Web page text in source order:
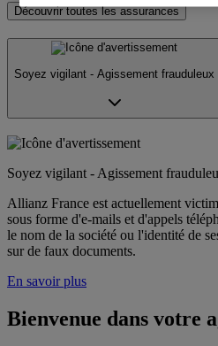
Découvrir toutes les assurances
Soyez vigilant - Agissement frauduleux
Soyez vigilant - Agissement
Allianz France est actuellement
sous forme d'e-mails et d'appels
le nom de la société ou l'identité de
sur de faux documents.
En savoir plus
Bienvenue dans votre